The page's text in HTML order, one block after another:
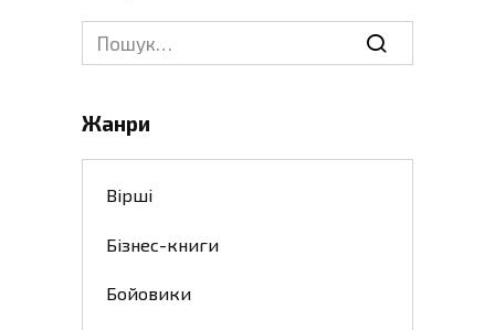
Search
for:
Жанри
Вірші
Бізнес-книги
Бойовики